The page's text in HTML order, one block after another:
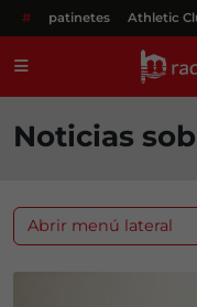
# patinetes Athletic
Noticias
Abrir menú lateral